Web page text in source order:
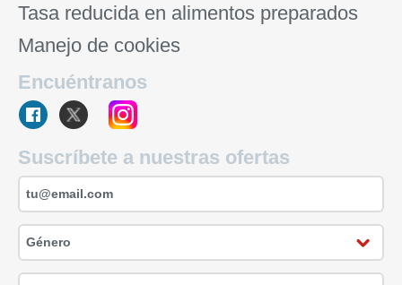
Tasa reducida en alimentos preparados
Manejo de cookies
Encuéntranos
Suscríbete a nuestras ofertas